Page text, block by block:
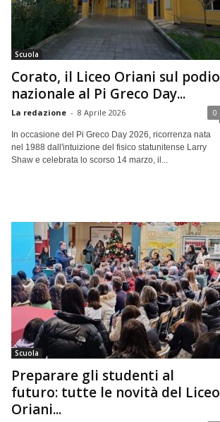
Scuola
Corato, il Liceo Oriani sul podio
nazionale al Pi Greco Day...
La redazione - 8 Aprile 2026 0
In occasione del Pi Greco Day 2026, ricorrenza nata
nel 1988 dall'intuizione del fisico statunitense Larry
Shaw e celebrata lo scorso 14 marzo, il...
Scuola
Preparare gli studenti al
futuro: tutte le novità del Liceo
Oriani...